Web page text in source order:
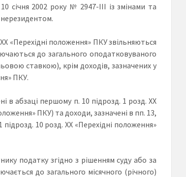
січня 2002 року № 2947-ІІІ із змінами та
«Перехідні положення» ПКУ звільняються
до загального оподатковуваного
ставкою), крім доходів, зазначених у
ПКУ.
в абзаці першому п. 10 підрозд. 1 розд. ХХ
ПКУ) та доходи, зазначені в пп. 13,
10 розд. ХХ «Перехідні положення»
податку згідно з рішенням суду або за
до загального місячного (річного)